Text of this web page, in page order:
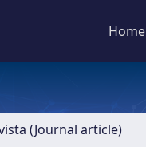
Home
(Journal article)